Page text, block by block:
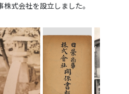
式会社を設立しました。